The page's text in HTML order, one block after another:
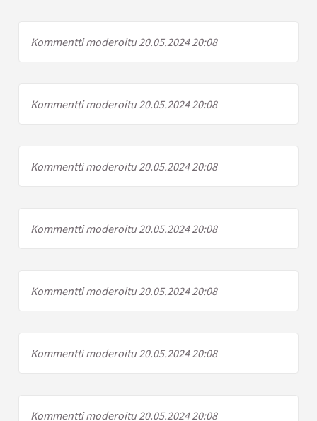
Kommentti moderoitu 20.05.2024 20:08
Kommentti moderoitu 20.05.2024 20:08
Kommentti moderoitu 20.05.2024 20:08
Kommentti moderoitu 20.05.2024 20:08
Kommentti moderoitu 20.05.2024 20:08
Kommentti moderoitu 20.05.2024 20:08
Kommentti moderoitu 20.05.2024 20:08